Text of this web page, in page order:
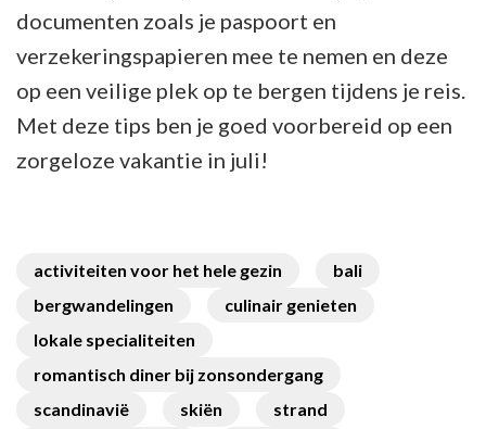
documenten zoals je paspoort en
verzekeringspapieren mee te nemen en deze
op een veilige plek op te bergen tijdens je reis.
Met deze tips ben je goed voorbereid op een
zorgeloze vakantie in juli!
activiteiten voor het hele gezin
bali
bergwandelingen
culinair genieten
lokale specialiteiten
romantisch diner bij zonsondergang
scandinavië
skiën
strand